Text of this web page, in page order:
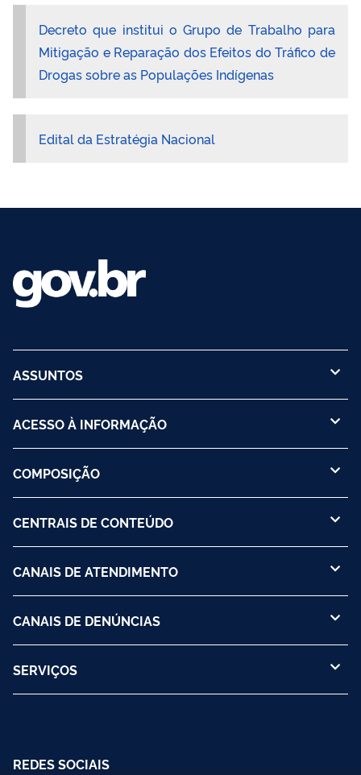
Decreto que institui o Grupo de Trabalho para
Mitigação e Reparação dos Efeitos do Tráfico de
Drogas sobre as Populações Indígenas
Edital da Estratégia Nacional
ASSUNTOS
ACESSO À INFORMAÇÃO
COMPOSIÇÃO
CENTRAIS DE CONTEÚDO
CANAIS DE ATENDIMENTO
CANAIS DE DENÚNCIAS
SERVIÇOS
REDES SOCIAIS